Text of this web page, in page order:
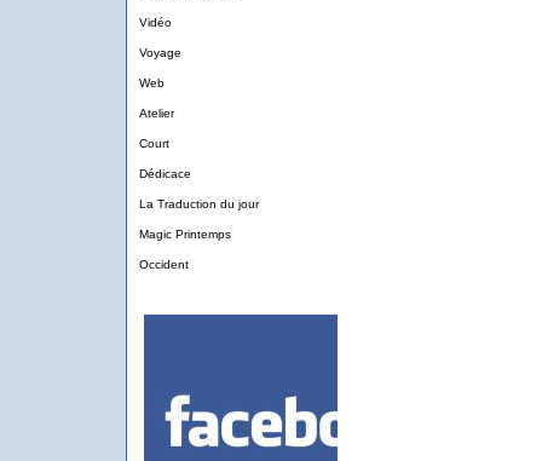
Vidéo
Voyage
Web
Atelier
Court
Dédicace
La Traduction du jour
Magic Printemps
Occident